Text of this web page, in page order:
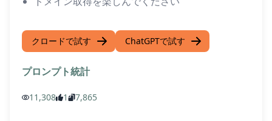
クロードで試す ChatGPTで試す
プロンプト統計
11,308 1 7,865